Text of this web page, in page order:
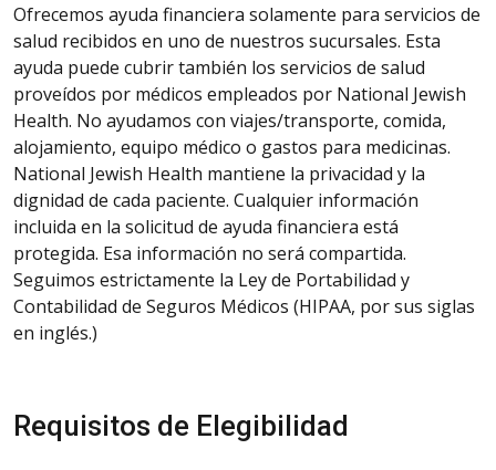
Ofrecemos ayuda financiera solamente para servicios de
salud recibidos en uno de nuestros sucursales. Esta
ayuda puede cubrir también los servicios de salud
proveídos por médicos empleados por National Jewish
Health. No ayudamos con viajes/transporte, comida,
alojamiento, equipo médico o gastos para medicinas.
National Jewish Health mantiene la privacidad y la
dignidad de cada paciente. Cualquier información
incluida en la solicitud de ayuda financiera está
protegida. Esa información no será compartida.
Seguimos estrictamente la Ley de Portabilidad y
Contabilidad de Seguros Médicos (HIPAA, por sus siglas
en inglés.)
Requisitos de Elegibilidad